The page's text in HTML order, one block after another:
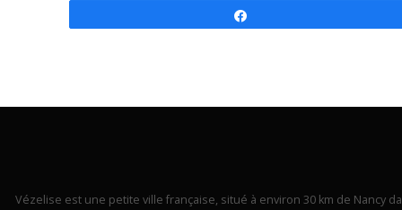
Vézelise est une petite ville française, situé à environ 30 km de Nancy